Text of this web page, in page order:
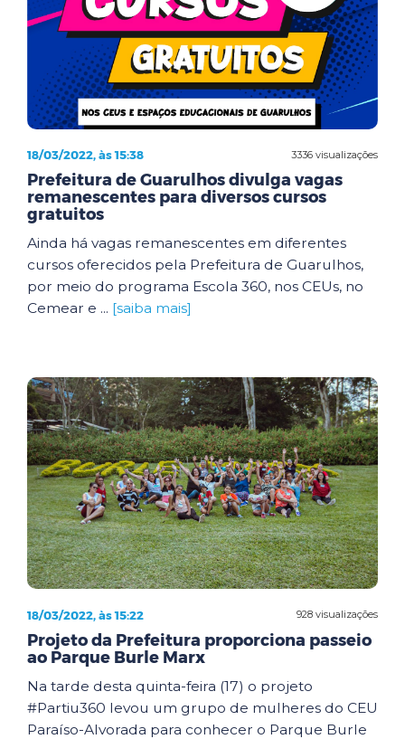
3336 visualizações
18/03/2022, às 15:38
Prefeitura de Guarulhos divulga vagas
remanescentes para diversos cursos
gratuitos
Ainda há vagas remanescentes em diferentes
cursos oferecidos pela Prefeitura de Guarulhos,
por meio do programa Escola 360, nos CEUs, no
Cemear e ... [saiba mais]
928 visualizações
18/03/2022, às 15:22
Projeto da Prefeitura proporciona passeio
ao Parque Burle Marx
Na tarde desta quinta-feira (17) o projeto
#Partiu360 levou um grupo de mulheres do CEU
Paraíso-Alvorada para conhecer o Parque Burle